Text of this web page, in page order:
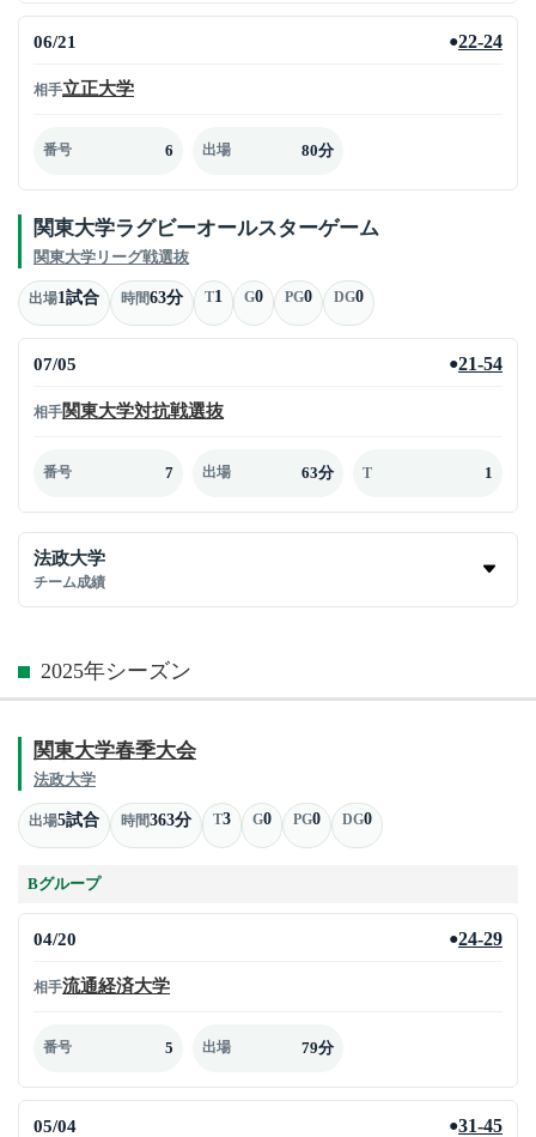
06/21 ●22-24
相手立正大学
番号 6 出場 80分
関東大学ラグビーオールスターゲーム
関東大学リーグ戦選抜
出場1試合 時間63分 T1 G0 PG0 DG0
07/05 ●21-54
相手関東大学対抗戦選抜
番号 7 出場 63分 T 1
法政大学
チーム成績
2025年シーズン
関東大学春季大会
法政大学
出場5試合 時間363分 T3 G0 PG0 DG0
Bグループ
04/20 ●24-29
相手流通経済大学
番号 5 出場 79分
05/04 ●31-45